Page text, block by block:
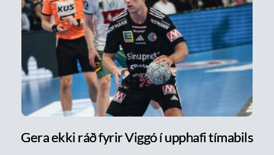
Gera ekki ráð fyrir Viggó í upphafi tímabils